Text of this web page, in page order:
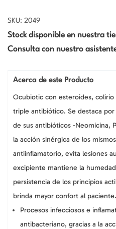
SKU: 2049
Stock disponible en nuestra
Consulta con nuestro
Acerca de este Producto
Ocubiotic con esteroides,
triple antibiótico. Se destaca
de sus antibióticos -Neomicina,
la acción sinérgica de los
antiinflamatorio, evita lesiones
excipiente mantiene la
persistencia de los principios
brinda mayor confort al paciente.
Procesos infecciosos e
antibacteriano, gracias a la